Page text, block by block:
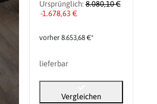
Ursprünglich:8.080,10 €
-1.678,63 €
vorher 8.653,68 €*
lieferbar
Vergleichen